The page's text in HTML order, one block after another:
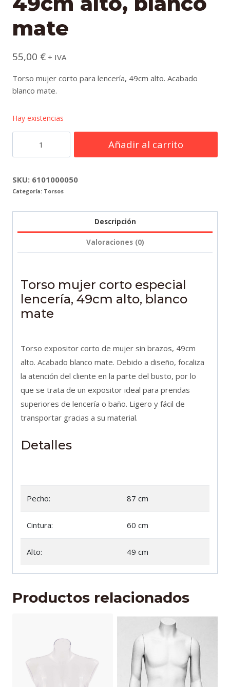
mate
55,00 € + IVA
Torso mujer corto para lencería, 49cm alto. Acabado
blanco mate.
Hay existencias
especial
lencería,
blanco
Añadir al carrito
SKU: 6101000050
Categoría: Torsos
Descripción
Valoraciones (0)
Torso mujer corto especial
lencería, 49cm alto, blanco
mate
Torso expositor corto de mujer sin brazos, 49cm
alto. Acabado blanco mate. Debido a diseño, focaliza
la atención del cliente en la parte del busto, por lo
que se trata de un expositor ideal para prendas
superiores de lencería o baño. Ligero y fácil de
transportar gracias a su material.
Detalles
Pecho: 87 cm
Cintura: 60 cm
Alto: 49 cm
Productos relacionados